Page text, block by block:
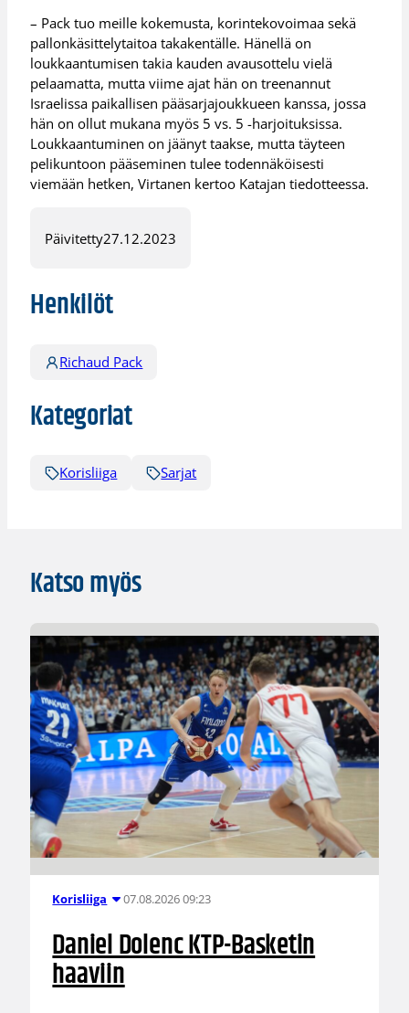
– Pack tuo meille kokemusta, korintekovoimaa sekä
pallonkäsittelytaitoa takakentälle. Hänellä on
loukkaantumisen takia kauden avausottelu vielä
pelaamatta, mutta viime ajat hän on treenannut
Israelissa paikallisen pääsarjajoukkueen kanssa, jossa
hän on ollut mukana myös 5 vs. 5 -harjoituksissa.
Loukkaantuminen on jäänyt taakse, mutta täyteen
pelikuntoon pääseminen tulee todennäköisesti
viemään hetken, Virtanen kertoo Katajan tiedotteessa.
Päivitetty27.12.2023
Henkilöt
Richaud Pack
Kategoriat
Korisliiga Sarjat
Katso myös
Korisliiga 07.08.2026 09:23
Daniel Dolenc KTP-Basketin
haaviin